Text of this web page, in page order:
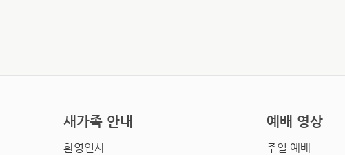
새가족 안내
환영인사
예배 영상
주일 예배